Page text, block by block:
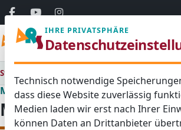
Startseite
Medienraum
Medienraum
IHRE PRIVATSPHÄRE
Technisch notwendige
dass diese Website zuverlässig
Medien laden wir erst nach Ihrer
können Daten an Drittanbieter